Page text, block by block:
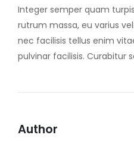
Integer semper quam
rutrum massa, eu varius
nec facilisis tellus enim
pulvinar facilisis. Curabitur
Author